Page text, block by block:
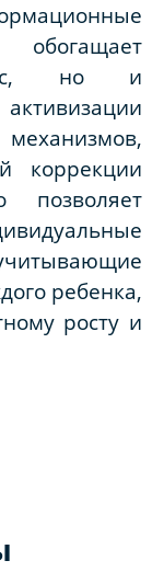
но и
коррекции
позволяет
ребенка,
росту и